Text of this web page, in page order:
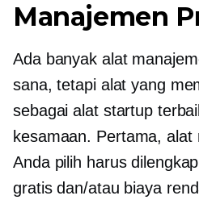
Manajemen
Ada banyak alat
sana, tetapi alat yang
sebagai alat startup
kesamaan. Pertama, alat
Anda pilih harus
gratis dan/atau biaya